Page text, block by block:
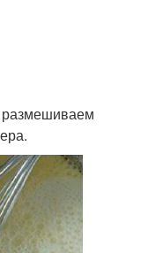
размешиваем